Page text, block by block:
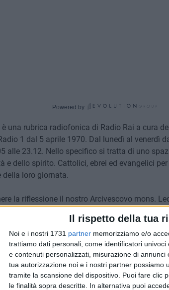
Il rispetto della tua
Noi e i nostri 1731 partner memorizziamo e/o
trattiamo dati personali, come identificatori
e contenuti personalizzati, misurazione di
tua autorizzazione noi e i nostri partner possiamo
tramite la scansione del dispositivo. Puoi fare clic
le finalità sopra descritte. In alternativa puoi
Powered by
è una rubrica radiofonica di Radio Rai a cura
1 dal 5 aprile 1970. Dal lunedì al venerdì
alle 23.12. Nello specifico si tratta di uno
e dello spirito. Cattolici, ebrei ed evangelici
loro giornata.
la riflessione il nostro Arcivescovo mons.
egli parlerà sono il giovedì 20 e 27 febbraio
D'ASCENZO
2026
il Palio della Quercia:
6